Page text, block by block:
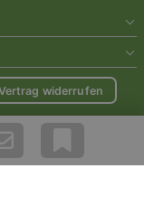
widerrufen
- Jetzt in der Jobsuche
by: 1A-Stellenmarkt.de |